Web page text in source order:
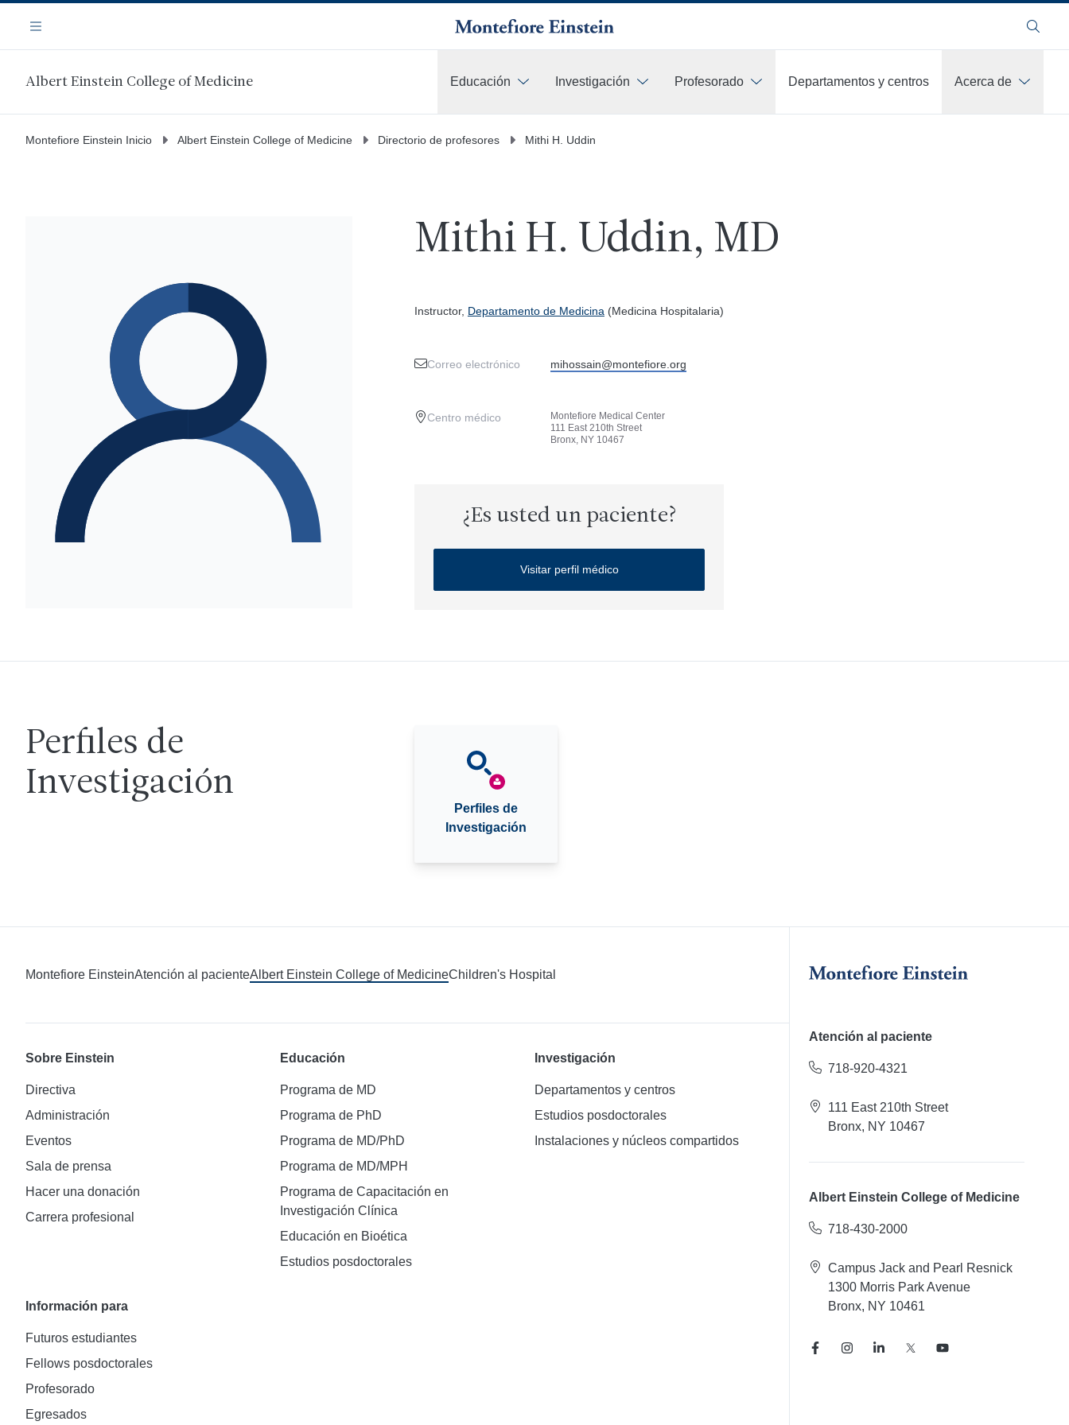
contenido
Navegación
Menú Buscar
Albert Einstein College of Medicine Educación Investigación Profesorado Departamentos y centros
Acerca de
Montefiore Einstein Inicio Albert Einstein College of Medicine Directorio de profesores Mithi H. Uddin
Mithi H. Uddin, MD
Instructor, Departamento de Medicina (Medicina Hospitalaria)
Correo electrónico mihossain@montefiore.org
Centro médico
Montefiore Medical Center
111 East 210th Street
Bronx, NY 10467
¿Es usted un paciente?
Visitar perfil médico
Perfiles de
Investigación
Perfiles de
Investigación
Montefiore EinsteinAtención al pacienteAlbert Einstein College of MedicineChildren's Hospital
Sobre Einstein
Directiva
Administración
Eventos
Sala de prensa
Hacer una donación
Carrera profesional
Educación
Programa de MD
Programa de PhD
Programa de MD/PhD
Programa de MD/MPH
Programa de Capacitación en
Investigación Clínica
Educación en Bioética
Estudios posdoctorales
Investigación
Departamentos y centros
Estudios posdoctorales
Instalaciones y núcleos compartidos
Información para
Futuros estudiantes
Fellows posdoctorales
Profesorado
Egresados
Atención al paciente
718-920-4321
111 East 210th Street
Bronx, NY 10467
Albert Einstein College of Medicine
718-430-2000
Campus Jack and Pearl Resnick
1300 Morris Park Avenue
Bronx, NY 10461